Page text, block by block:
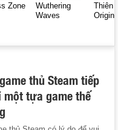
Zone
Wuthering
Waves
Thiên
Origin
thủ Steam tiếp
tựa game thế